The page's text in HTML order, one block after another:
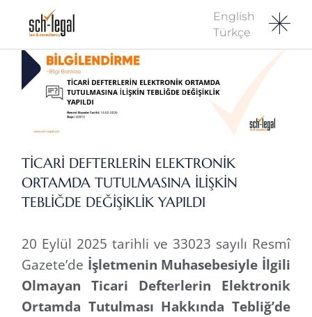
English
Türkçe
TİCARİ DEFTERLERİN ELEKTRONİK
ORTAMDA TUTULMASINA İLİŞKİN
TEBLİĞDE DEĞİŞİKLİK YAPILDI
20 Eylül 2025 tarihli ve 33023 sayılı Resmî
Gazete’de İşletmenin Muhasebesiyle İlgili
Olmayan Ticari Defterlerin Elektronik
Ortamda Tutulması Hakkında Tebliğ’de